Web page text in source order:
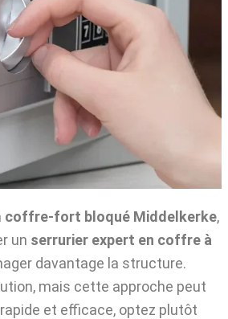
coffre-fort bloqué Middelkerke,
un serrurier expert en coffre à
davantage la structure.
mais cette approche peut
et efficace, optez plutôt